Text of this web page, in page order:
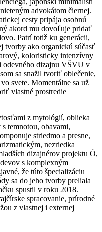
advokátom čiernej.
cesty pripája osobnú
akord mu dovoľuje pridať
Patrí totiž ku generácii,
tvorby ako organickú súčasť
koloristicky intenzívny
odevného dizajnu VŠVU v
sa snažil tvoriť oblečenie,
svete. Momentálne sa už
vlastné prostredie
z mytológií, oblieka
temnotou, obavami,
striedmo a presne,
nezriedka
dizajnérov projektu Ó,
s komplexným
že túto špecializáciu
sa do jeho tvorby preliala
spustil v roku 2018.
spracovanie, prírodné
z vlastnej i externej